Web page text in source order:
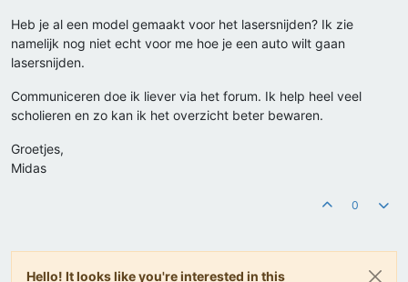
Heb je al een model gemaakt voor het lasersnijden? Ik zie
namelijk nog niet echt voor me hoe je een auto wilt gaan
lasersnijden.
Communiceren doe ik liever via het forum. Ik help heel veel
scholieren en zo kan ik het overzicht beter bewaren.
Groetjes,
Midas
0
Hello! It looks like you're interested in this